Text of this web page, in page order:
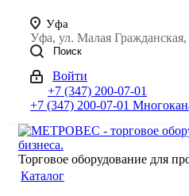
Уфа
Уфа, ул. Малая Гражданская,
Поиск
Войти
+7 (347) 200-07-01
+7 (347) 200-07-01
Торговое оборудование для
Каталог